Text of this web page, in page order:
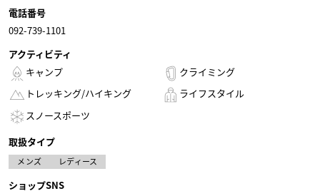
電話番号
092-739-1101
アクティビティ
キャンプ
クライミング
トレッキング/ハイキング
ライフスタイル
スノースポーツ
取扱タイプ
メンズ レディース
ショップSNS